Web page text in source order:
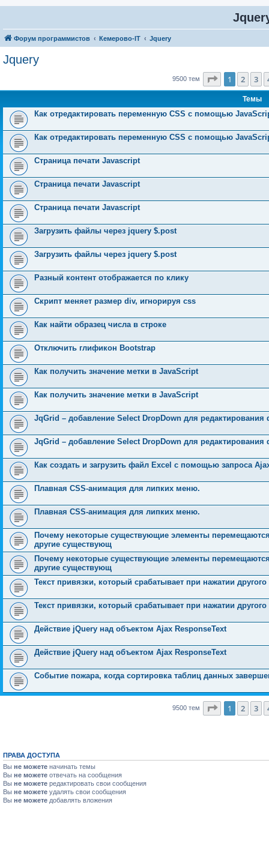
Форум программистов Кемерово-IT Jquery
Jquery
9500 тем Страница
1 2 3
Темы
Как отредактировать переменную CSS с помощью
Как отредактировать переменную CSS с помощью
Страница печати Javascript
Страница печати Javascript
Страница печати Javascript
Загрузить файлы через jquery $.post
Загрузить файлы через jquery $.post
Разный контент отображается по клику
Скрипт меняет размер div, игнорируя css
Как найти образец числа в строке
Отключить глификон Bootstrap
Как получить значение метки в JavaScript
Как получить значение метки в JavaScript
JqGrid – добавление Select DropDown для
JqGrid – добавление Select DropDown для
Как создать и загрузить файл Excel с помощью запроса
Плавная CSS-анимация для липких меню.
Плавная CSS-анимация для липких меню.
Почему некоторые существующие элементы
другие существующ
Почему некоторые существующие элементы
другие существующ
Текст привязки, который срабатывает при нажатии
Текст привязки, который срабатывает при нажатии
Действие jQuery над объектом Ajax ResponseText
Действие jQuery над объектом Ajax ResponseText
Событие пожара, когда сортировка таблиц данных
9500 тем Страница
1 2 3
ПРАВА ДОСТУПА
Вы не можете начинать темы
Вы не можете отвечать на сообщения
Вы не можете редактировать свои сообщения
Вы не можете удалять свои сообщения
Вы не можете добавлять вложения